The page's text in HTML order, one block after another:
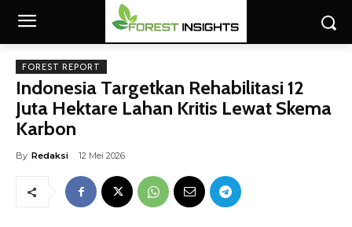
FOREST REPORT
Indonesia Targetkan Rehabilitasi 12
Juta Hektare Lahan Kritis Lewat Skema
Karbon
By Redaksi 12 Mei 2026